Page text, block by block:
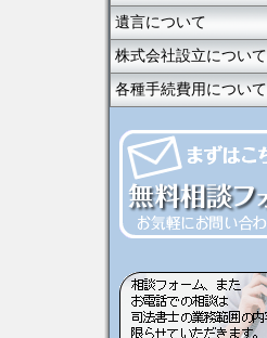
遺言について
株式会社設立について
各種手続費用について